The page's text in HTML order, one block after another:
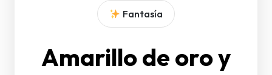
Fantasía
Amarillo de oro y